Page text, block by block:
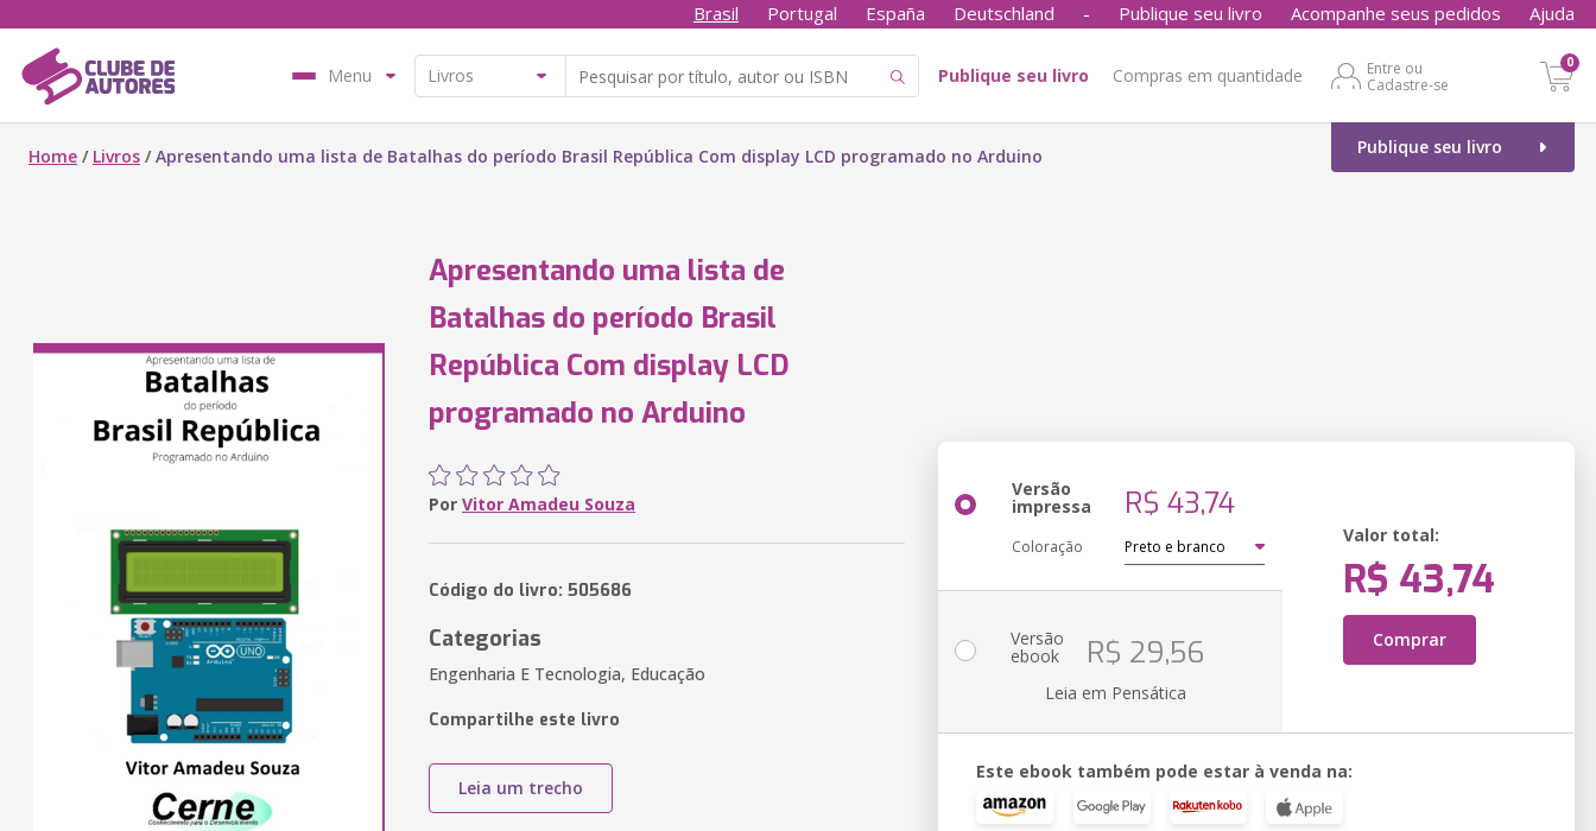
Brasil Portugal España Deutschland - Publique seu livro Acompanhe seus pedidos Ajuda
Menu Publique seu livro Compras em quantidade
Entre ou
Cadastre-se
0
Publique seu livro
Home / Livros /Apresentando uma lista de Batalhas do período Brasil República Com display LCD programado no Arduino
Apresentando uma lista de
Batalhas do período Brasil
República Com display LCD
programado no Arduino
Por Vitor Amadeu Souza
Código do livro: 505686
Categorias
Engenharia E Tecnologia, Educação
Compartilhe este livro
Leia um trecho
Versão
impressa R$ 43,74
Coloração
Valor total:
R$ 43,74
Comprar
Versão
ebook R$ 29,56
Leia em Pensática
Este ebook também pode estar à venda na: